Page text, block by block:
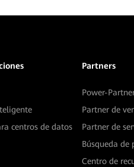
centros de datos
Partners
Power-
Partner de
Partner de
Búsqueda de
Centro de